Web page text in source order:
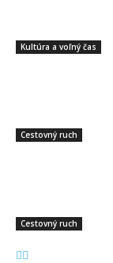
Kultúra a voľný čas
Cestovný ruch
Cestovný ruch